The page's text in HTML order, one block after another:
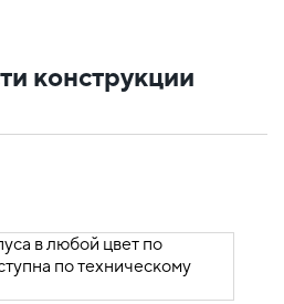
конструкции